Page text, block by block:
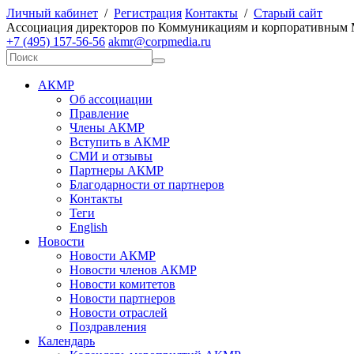
Личный кабинет / Регистрация Контакты / Старый сайт
Ассоциация директоров по Коммуникациям и корпоративным
+7 (495) 157-56-56 akmr@corpmedia.ru
АКМР
Об ассоциации
Правление
Члены АКМР
Вступить в АКМР
СМИ и отзывы
Партнеры АКМР
Благодарности от партнеров
Контакты
Теги
English
Новости
Новости АКМР
Новости членов АКМР
Новости комитетов
Новости партнеров
Новости отраслей
Поздравления
Календарь